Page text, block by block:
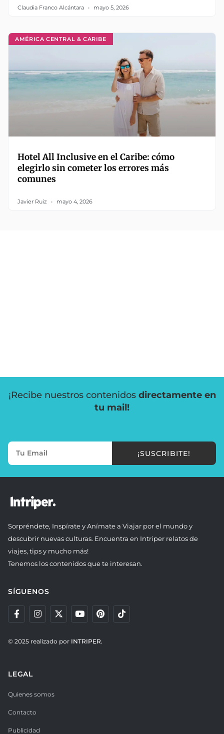
Claudia Franco Alcántara mayo 5, 2026
AMÉRICA CENTRAL & CARIBE
Hotel All Inclusive en el Caribe: cómo
elegirlo sin cometer los errores más
comunes
Javier Ruiz mayo 4, 2026
¡Recibe nuestros contenidos directamente en
tu mail!
¡SUSCRIBITE!
Sorpréndete, Inspírate y Anímate a Viajar por el mundo y
descubrir nuevas culturas. Encuentra en Intriper relatos de
viajes, tips y mucho más!
Tenemos los contenidos que te interesan.
SÍGUENOS
© 2025 realizado por INTRIPER.
LEGAL
Quienes somos
Contacto
Publicidad